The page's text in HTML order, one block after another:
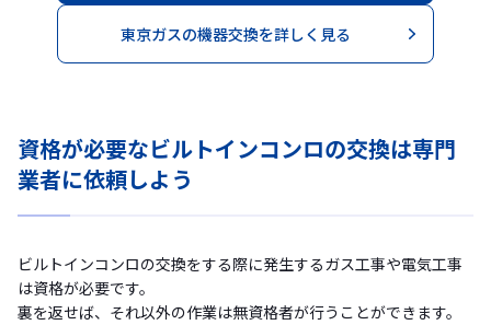
東京ガスの機器交換を詳しく見る
資格が必要なビルトインコンロの交換は専門
業者に依頼しよう
ビルトインコンロの交換をする際に発生するガス工事や電気工事
は資格が必要です。
裏を返せば、それ以外の作業は無資格者が行うことができます。